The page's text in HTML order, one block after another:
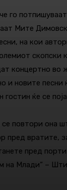
го
Мите
на кои
концертно
и новите
ќе се
повтори она
пред вратите,
пред
Млади“ –